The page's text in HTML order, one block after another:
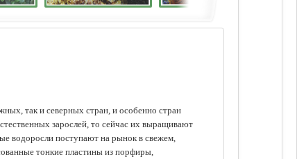
так и северных стран, и особенно стран
зарослей, то сейчас их выращивают
водоросли поступают на рынок в свежем,
тонкие пластины из порфиры,